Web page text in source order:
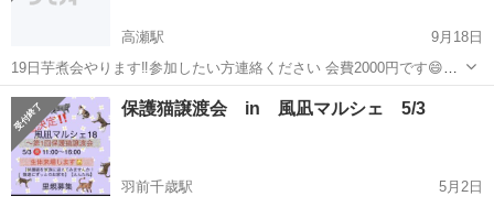
高瀬駅
9月18日
19日芋煮会やります‼️参加したい方連絡ください 会費2000円です😄ど
なた様でも🆗です😆🎵🎵 場所は😃 連絡ください‼️
山形 天童市 高瀬駅 地域/お祭り
保護猫譲渡会 in 風凪マルシェ 5/3
羽前千歳駅
5月2日